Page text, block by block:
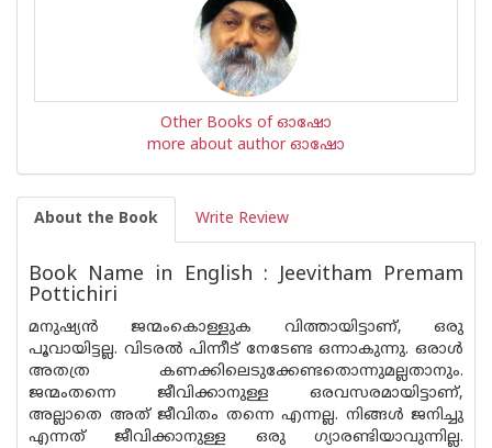
Other Books of ഓഷോ
more about author ഓഷോ
About the Book Write Review
Book Name in English : Jeevitham Premam
Pottichiri
മനുഷ്യൻ ജന്മംകൊള്ളുക വിത്തായിട്ടാണ്, ഒരു
പൂവായിട്ടല്ല. വിടരൽ പിന്നീട് നേടേണ്ട ഒന്നാകുന്നു. ഒരാൾ
അതത്ര കണക്കിലെടുക്കേണ്ടതൊന്നുമല്ലതാനും.
ജന്മംതന്നെ ജീവിക്കാനുള്ള ഒരവസരമായിട്ടാണ്,
അല്ലാതെ അത് ജീവിതം തന്നെ എന്നല്ല. നിങ്ങൾ ജനിച്ചു
എന്നത് ജീവിക്കാനുള്ള ഒരു ഗ്യാരണ്ടിയാവുന്നില്ല.